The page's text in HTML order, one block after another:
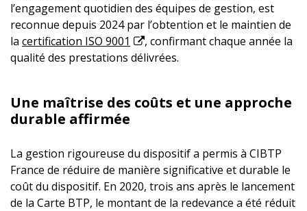
l’engagement quotidien des équipes de gestion, est
reconnue depuis 2024 par l’obtention et le maintien de
la certification ISO 9001
, confirmant chaque année la
qualité des prestations délivrées.
Une maîtrise des coûts et une approche
durable affirmée
La gestion rigoureuse du dispositif a permis à CIBTP
France de réduire de manière significative et durable le
coût du dispositif. En 2020, trois ans après le lancement
de la Carte BTP, le montant de la redevance a été réduit